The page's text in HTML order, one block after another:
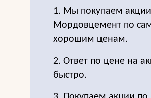
1. Мы покупаем акции
Мордовцемент по
хорошим ценам.
2. Ответ по цене на
быстро.